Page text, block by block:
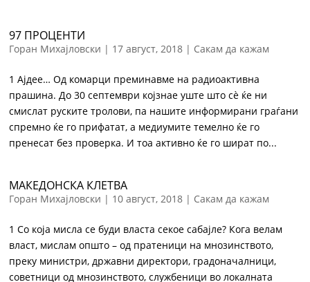
97 ПРОЦЕНТИ
Горан Михајловски | 17 август, 2018 | Сакам да кажам
1 Ајдее… Од комарци преминавме на радиоактивна
прашина. До 30 септември којзнае уште што сѐ ќе ни
смислат руските тролови, па нашите информирани граѓани
спремно ќе го прифатат, а медиумите темелно ќе го
пренесат без проверка. И тоа активно ќе го шират по...
МАКЕДОНСКА КЛЕТВА
Горан Михајловски | 10 август, 2018 | Сакам да кажам
1 Со која мисла се буди власта секое сабајле? Кога велам
власт, мислам општо – од пратеници на мнозинството,
преку министри, државни директори, градоначалници,
советници од мнозинството, службеници во локалната